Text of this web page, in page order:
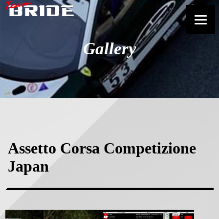
Gallery
Assetto Corsa Competizione
Japan
正